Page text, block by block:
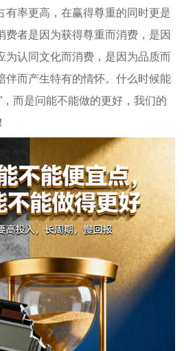
有率更高，在赢得尊重的同时更是
费者是因为获得尊重而消费，是因
为认同文化而消费，是因为品质而
伴而产生特有的情怀。什么时候能
，而是问能不能做的更好，我们的